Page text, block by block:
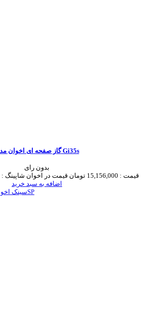
گاز صفحه ای اخوان مدل Gi35s
بدون رای
قیمت : 15,156,000 تومان قیمت در اخوان شاپینگ :
اضافه به سبد خرید